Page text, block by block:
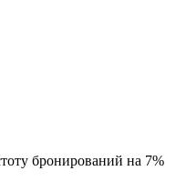
бронирований на 7%